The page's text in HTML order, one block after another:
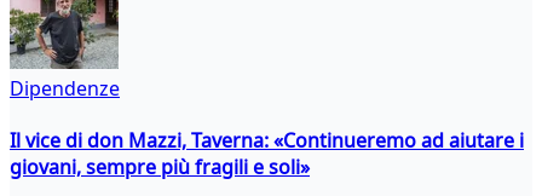
Dipendenze
Il vice di don Mazzi, Taverna: «Continueremo ad aiutare i
giovani, sempre più fragili e soli»